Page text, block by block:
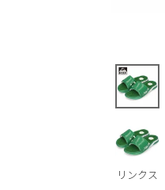
リンクス